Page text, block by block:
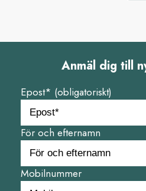
Anmäl dig till
Epost* (obligatoriskt)
För och efternamn
Mobilnummer